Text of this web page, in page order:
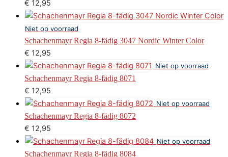
€ 12,95
Niet op voorraad
Schachenmayr Regia 8-fädig 3047 Nordic Winter Color
€ 12,95
Niet op voorraad
Schachenmayr Regia 8-fädig 8071
€ 12,95
Niet op voorraad
Schachenmayr Regia 8-fädig 8072
€ 12,95
Niet op voorraad
Schachenmayr Regia 8-fädig 8084